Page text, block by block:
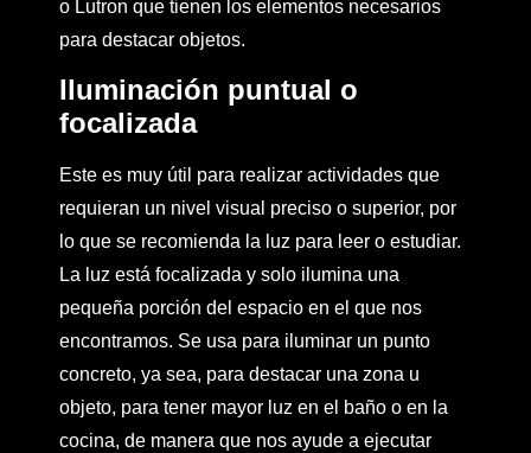
o Lutron que tienen los elementos necesarios
para destacar objetos.
Iluminación puntual o
focalizada
Este es muy útil para realizar actividades que
requieran un nivel visual preciso o superior, por
lo que se recomienda la luz para leer o estudiar.
La luz está focalizada y solo ilumina una
pequeña porción del espacio en el que nos
encontramos. Se usa para iluminar un punto
concreto, ya sea, para destacar una zona u
objeto, para tener mayor luz en el baño o en la
cocina, de manera que nos ayude a ejecutar